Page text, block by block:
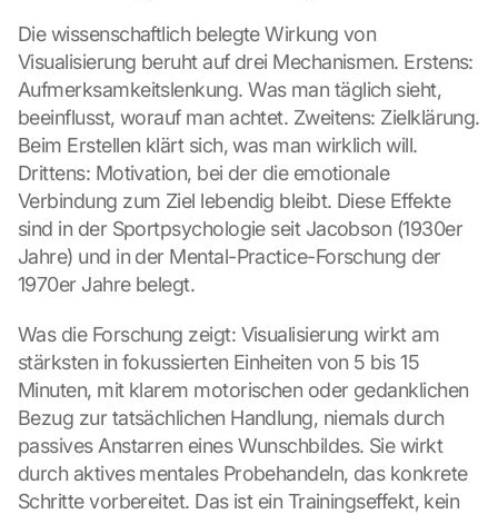
Die wissenschaftlich belegte Wirkung von
Visualisierung beruht auf drei Mechanismen. Erstens:
Aufmerksamkeitslenkung. Was man täglich sieht,
beeinflusst, worauf man achtet. Zweitens: Zielklärung.
Beim Erstellen klärt sich, was man wirklich will.
Drittens: Motivation, bei der die emotionale
Verbindung zum Ziel lebendig bleibt. Diese Effekte
sind in der Sportpsychologie seit Jacobson (1930er
Jahre) und in der Mental-Practice-Forschung der
1970er Jahre belegt.
Was die Forschung zeigt: Visualisierung wirkt am
stärksten in fokussierten Einheiten von 5 bis 15
Minuten, mit klarem motorischen oder gedanklichen
Bezug zur tatsächlichen Handlung, niemals durch
passives Anstarren eines Wunschbildes. Sie wirkt
durch aktives mentales Probehandeln, das konkrete
Schritte vorbereitet. Das ist ein Trainingseffekt, kein